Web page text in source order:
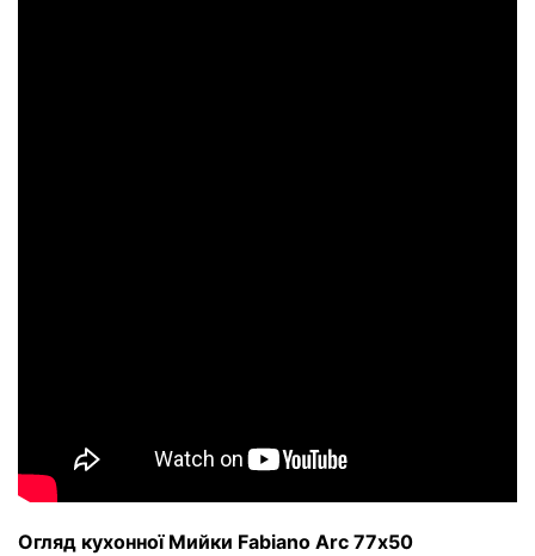
Огляд кухонної Мийки Fabiano Arc 77х50